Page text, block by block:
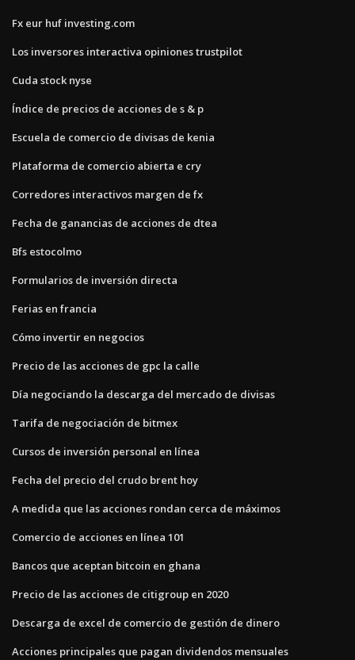
Fx eur huf investing.com
Los inversores interactiva opiniones trustpilot
Cuda stock nyse
Índice de precios de acciones de s & p
Escuela de comercio de divisas de kenia
Plataforma de comercio abierta e cry
Corredores interactivos margen de fx
Fecha de ganancias de acciones de dtea
Bfs estocolmo
Formularios de inversión directa
Ferias en francia
Cómo invertir en negocios
Precio de las acciones de gpc la calle
Día negociando la descarga del mercado de divisas
Tarifa de negociación de bitmex
Cursos de inversión personal en línea
Fecha del precio del crudo brent hoy
A medida que las acciones rondan cerca de máximos
Comercio de acciones en línea 101
Bancos que aceptan bitcoin en ghana
Precio de las acciones de citigroup en 2020
Descarga de excel de comercio de gestión de dinero
Acciones principales que pagan dividendos mensuales